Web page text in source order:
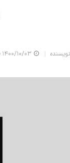
نویسنده ۱۴۰۰/۱۰/۰۳